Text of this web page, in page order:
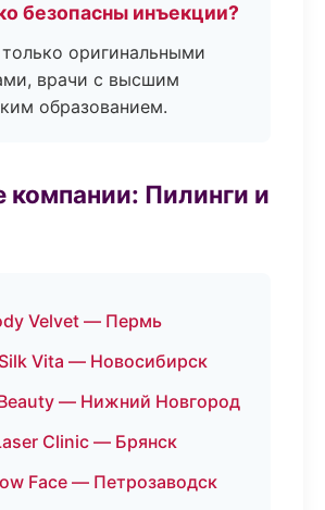
безопасны инъекции?
оригинальными
врачи с высшим
образованием.
Пилинги и
Velvet — Пермь
Vita — Новосибирск
— Нижний Новгород
Clinic — Брянск
Face — Петрозаводск